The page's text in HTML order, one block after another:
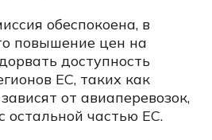
обеспокоена, в
повышение цен на
доступность
ЕС, таких как
от авиаперевозок,
остальной частью ЕС.